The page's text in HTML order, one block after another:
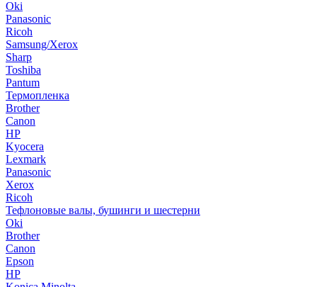
Oki
Panasonic
Ricoh
Samsung/Xerox
Sharp
Toshiba
Pantum
Термопленка
Brother
Canon
HP
Kyocera
Lexmark
Panasonic
Xerox
Ricoh
Тефлоновые валы, бушинги и шестерни
Oki
Brother
Canon
Epson
HP